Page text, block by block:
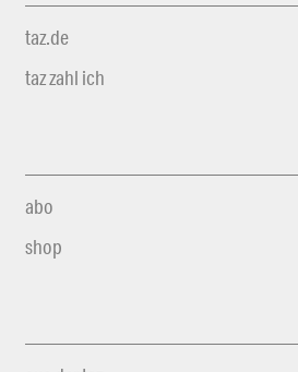
taz.de
taz zahl ich
abo
shop